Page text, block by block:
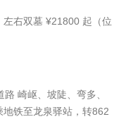
右双墓 ¥21800 起（位
崎岖、坡陡、弯多、
铁至龙泉驿站，转862